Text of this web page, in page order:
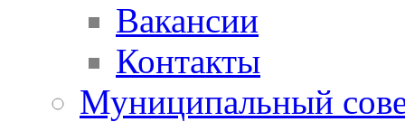
Вакансии
Контакты
Муниципальный